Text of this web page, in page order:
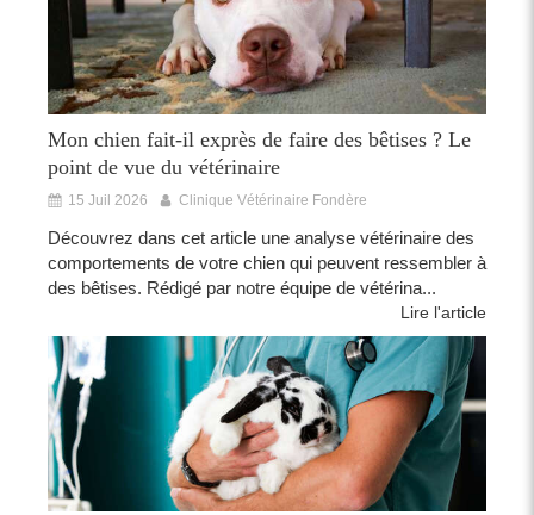
Mon chien fait-il exprès de faire des bêtises ? Le
point de vue du vétérinaire
15 Juil 2026 Clinique Vétérinaire Fondère
Découvrez dans cet article une analyse vétérinaire des
comportements de votre chien qui peuvent ressembler à
des bêtises. Rédigé par notre équipe de vétérina...
Lire l'article